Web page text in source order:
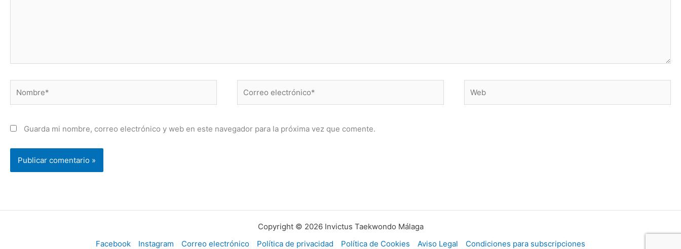
electrónico*
Guarda mi nombre, correo electrónico y web en este navegador para la próxima vez que comente.
Copyright © 2026 Invictus Taekwondo Málaga
Facebook
Instagram Correo electrónico Política de privacidad Política de Cookies Aviso Legal Condiciones para subscripciones